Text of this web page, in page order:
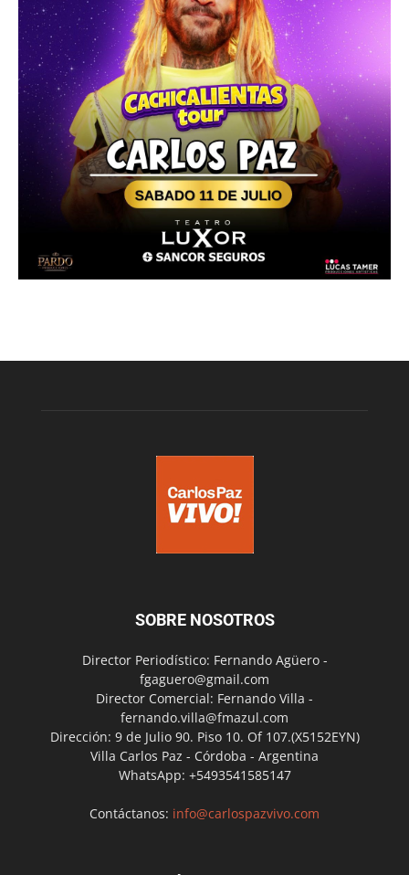
SOBRE NOSOTROS
Director Periodístico: Fernando Agüero -
fgaguero@gmail.com
Director Comercial: Fernando Villa -
fernando.villa@fmazul.com
Dirección: 9 de Julio 90. Piso 10. Of 107.(X5152EYN)
Villa Carlos Paz - Córdoba - Argentina
WhatsApp: +5493541585147
Contáctanos: info@carlospazvivo.com